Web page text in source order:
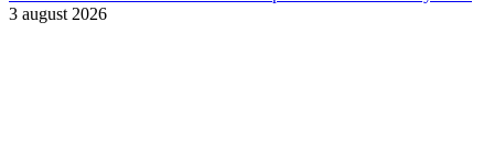
3 august 2026